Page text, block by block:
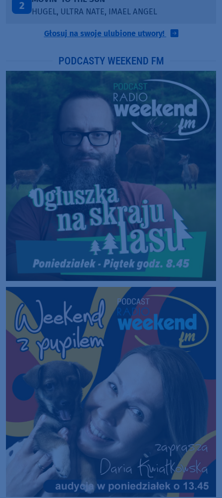
3
KATY PERRY & CHIEF KEEF
Głosuj na swoje ulubione utwory!
PODCASTY WEEKEND FM